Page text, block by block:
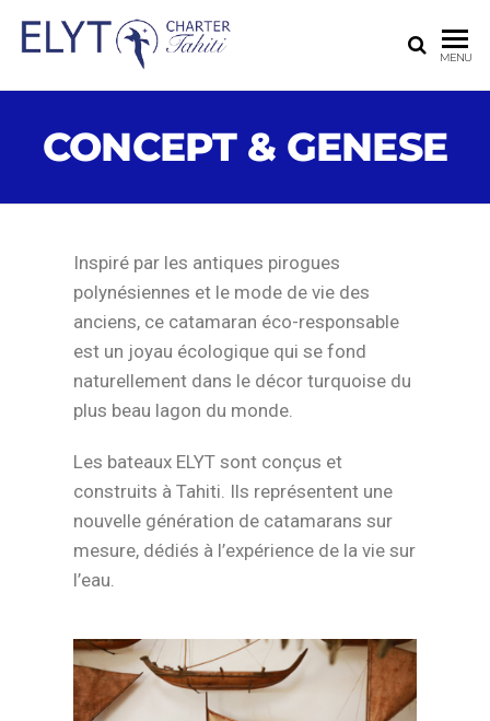
CHARTER
MENU
CONCEPT & GENESE
Inspiré par les antiques pirogues
polynésiennes et le mode de vie des
anciens, ce catamaran éco-responsable
est un joyau écologique qui se fond
naturellement dans le décor turquoise du
plus beau lagon du monde.
Les bateaux ELYT sont conçus et
construits à Tahiti. Ils représentent une
nouvelle génération de catamarans sur
mesure, dédiés à l’expérience de la vie sur
l’eau.